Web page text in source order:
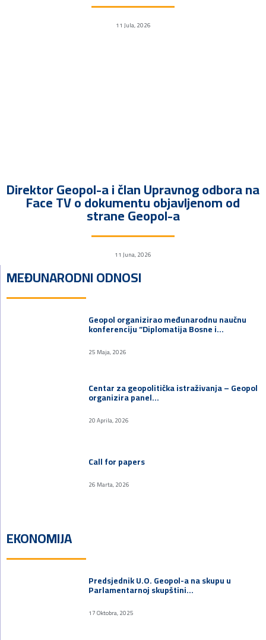
11 Jula, 2026
Direktor Geopol-a i član Upravnog odbora na
Face TV o dokumentu objavljenom od
strane Geopol-a
11 Juna, 2026
MEĐUNARODNI ODNOSI
Geopol organizirao međunarodnu naučnu
konferenciju “Diplomatija Bosne i…
25 Maja, 2026
Centar za geopolitička istraživanja – Geopol
organizira panel…
20 Aprila, 2026
Call for papers
26 Marta, 2026
EKONOMIJA
Predsjednik U.O. Geopol-a na skupu u
Parlamentarnoj skupštini…
17 Oktobra, 2025